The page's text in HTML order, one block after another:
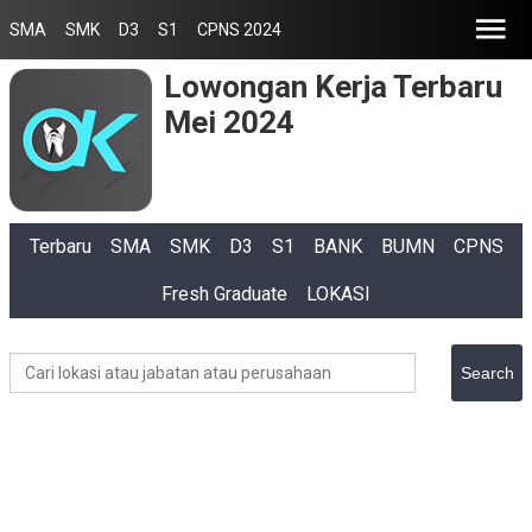
SMA SMK D3 S1 CPNS 2024
Lowongan Kerja Terbaru
Mei 2024
Terbaru SMA SMK D3 S1 BANK BUMN CPNS
Fresh Graduate LOKASI